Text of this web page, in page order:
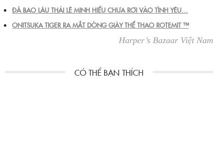
ĐÃ BAO LÂU THÁI LÊ MINH HIẾU CHƯA RƠI VÀO TÌNH YÊU…
ONITSUKA TIGER RA MẮT DÒNG GIÀY THỂ THAO ROTEMIT ™
Harper’s Bazaar Việt Nam